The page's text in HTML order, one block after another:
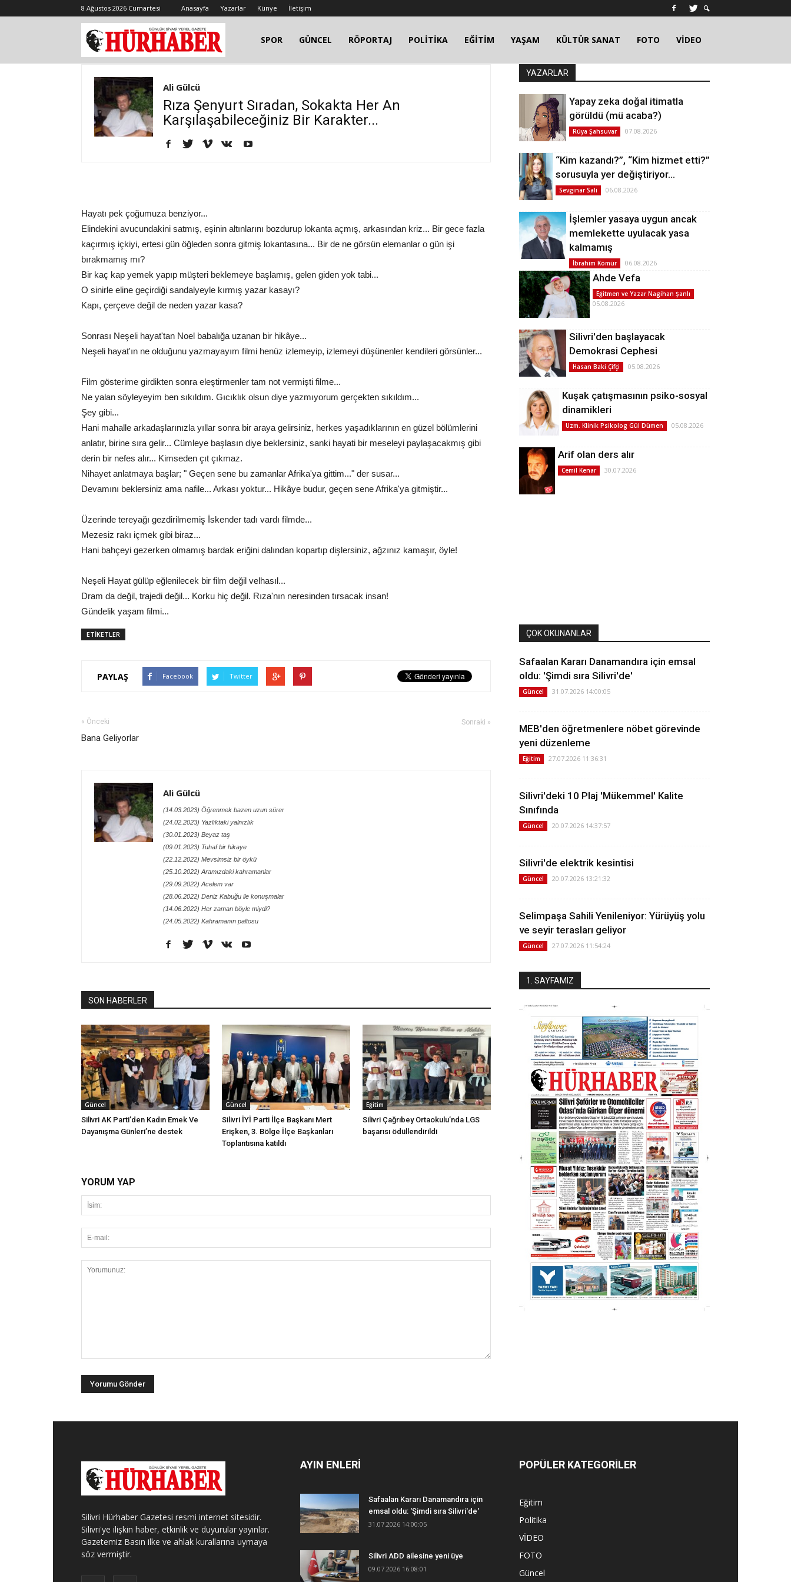
8 Ağustos 2026 Cumartesi Anasayfa Yazarlar Künye İletişim
SPOR GÜNCEL RÖPORTAJ POLİTİKA EĞİTİM YAŞAM KÜLTÜR SANAT FOTO VİDEO
Ali Gülcü
Rıza Şenyurt Sıradan, Sokakta Her An
Karşılaşabileceğiniz Bir Karakter...
Hayatı pek çoğumuza benziyor...
Elindekini avucundakini satmış, eşinin altınlarını bozdurup lokanta açmış, arkasından kriz... Bir gece fazla
kaçırmış içkiyi, ertesi gün öğleden sonra gitmiş lokantasına... Bir de ne görsün elemanlar o gün işi
bırakmamış mı?
Bir kaç kap yemek yapıp müşteri beklemeye başlamış, gelen giden yok tabi...
O sinirle eline geçirdiği sandalyeyle kırmış yazar kasayı?
Kapı, çerçeve değil de neden yazar kasa?
Sonrası Neşeli hayat'tan Noel babalığa uzanan bir hikâye...
Neşeli hayat'ın ne olduğunu yazmayayım filmi henüz izlemeyip, izlemeyi düşünenler kendileri görsünler...
Film gösterime girdikten sonra eleştirmenler tam not vermişti filme...
Ne yalan söyleyeyim ben sıkıldım. Gıcıklık olsun diye yazmıyorum gerçekten sıkıldım...
Şey gibi...
Hani mahalle arkadaşlarınızla yıllar sonra bir araya gelirsiniz, herkes yaşadıklarının en güzel bölümlerini
anlatır, birine sıra gelir... Cümleye başlasın diye beklersiniz, sanki hayati bir meseleyi paylaşacakmış gibi
derin bir nefes alır... Kimseden çıt çıkmaz.
Nihayet anlatmaya başlar; " Geçen sene bu zamanlar Afrika'ya gittim..." der susar...
Devamını beklersiniz ama nafile... Arkası yoktur... Hikâye budur, geçen sene Afrika'ya gitmiştir...
Üzerinde tereyağı gezdirilmemiş İskender tadı vardı filmde...
Mezesiz rakı içmek gibi biraz...
Hani bahçeyi gezerken olmamış bardak eriğini dalından kopartıp dişlersiniz, ağzınız kamaşır, öyle!
Neşeli Hayat gülüp eğlenilecek bir film değil velhasıl...
Dram da değil, trajedi değil... Korku hiç değil. Rıza'nın neresinden tırsacak insan!
Gündelik yaşam filmi...
ETİKETLER
PAYLAŞ Facebook Twitter
« Önceki
Bana Geliyorlar
Sonraki »
Ali Gülcü
(14.03.2023) Öğrenmek bazen uzun sürer
(24.02.2023) Yazlıktaki yalnızlık
(30.01.2023) Beyaz taş
(09.01.2023) Tuhaf bir hikaye
(22.12.2022) Mevsimsiz bir öykü
(25.10.2022) Aramızdaki kahramanlar
(29.09.2022) Acelem var
(28.06.2022) Deniz Kabuğu ile konuşmalar
(14.06.2022) Her zaman böyle miydi?
(24.05.2022) Kahramanın paltosu
SON HABERLER
Güncel
Silivri AK Parti’den Kadın Emek Ve
Dayanışma Günleri’ne destek
Güncel
Silivri İYİ Parti İlçe Başkanı Mert
Erişken, 3. Bölge İlçe Başkanları
Toplantısına katıldı
Eğitim
Silivri Çağrıbey Ortaokulu’nda LGS
başarısı ödüllendirildi
YORUM YAP
YAZARLAR
Yapay zeka doğal itimatla
görüldü (mü acaba?)
Rüya Şahsuvar 07.08.2026
“Kim kazandı?”, “Kim hizmet etti?”
sorusuyla yer değiştiriyor…
Sevginar Sali 06.08.2026
İşlemler yasaya uygun ancak
memlekette uyulacak yasa
kalmamış
İbrahim Kömür 06.08.2026
Ahde Vefa
Eğitmen ve Yazar Nagihan Şanlı
05.08.2026
Silivri'den başlayacak
Demokrasi Cephesi
Hasan Baki Çifçi 05.08.2026
Kuşak çatışmasının psiko-sosyal
dinamikleri
Uzm. Klinik Psikolog Gül Dümen 05.08.2026
Arif olan ders alır
Cemil Kenar 30.07.2026
ÇOK OKUNANLAR
Safaalan Kararı Danamandıra için emsal
oldu: 'Şimdi sıra Silivri'de'
Güncel 31.07.2026 14:00:05
MEB'den öğretmenlere nöbet görevinde
yeni düzenleme
Eğitim 27.07.2026 11:36:31
Silivri'deki 10 Plaj 'Mükemmel' Kalite
Sınıfında
Güncel 20.07.2026 14:37:57
Silivri'de elektrik kesintisi
Güncel 20.07.2026 13:21:32
Selimpaşa Sahili Yenileniyor: Yürüyüş yolu
ve seyir terasları geliyor
Güncel 27.07.2026 11:54:24
1. SAYFAMIZ
Silivri Hürhaber Gazetesi resmi internet sitesidir.
Silivri'ye ilişkin haber, etkinlik ve duyurular yayınlar.
Gazetemiz Basın ilke ve ahlak kurallarına uymaya
söz vermiştir.
AYIN ENLERİ
Safaalan Kararı Danamandıra için
emsal oldu: 'Şimdi sıra Silivri'de'
31.07.2026 14:00:05
Silivri ADD ailesine yeni üye
09.07.2026 16:08:01
POPÜLER KATEGORİLER
Eğitim
Politika
VİDEO
FOTO
Güncel